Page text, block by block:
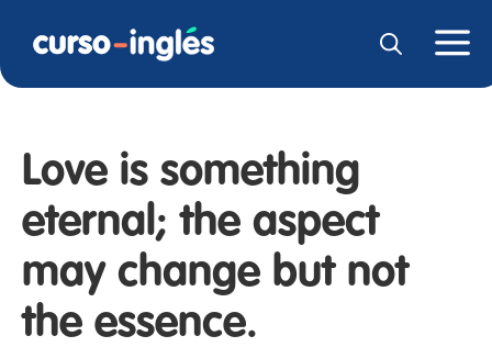
Love is something
eternal; the aspect
may change but not
the essence.